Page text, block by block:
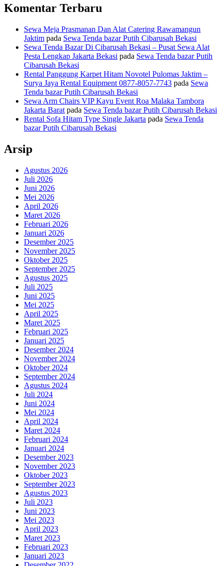
Komentar Terbaru
Sewa Meja Prasmanan Dan Alat Catering Rawamangun
Jaktim pada Sewa Tenda bazar Putih Cibarusah Bekasi
Sewa Tenda Bazar Di Cibarusah Bekasi – Pusat Sewa Alat
Pesta Lengkap Jakarta Bekasi pada Sewa Tenda bazar Putih
Cibarusah Bekasi
Rental Panggung Karpet Hitam Novotel Pulomas Jaktim –
Surya Jaya Rental Equipment 0877-8057-7743 pada Sewa
Tenda bazar Putih Cibarusah Bekasi
Sewa Arm Chairs VIP Kayu Event Roa Malaka Tambora
Jakarta Barat pada Sewa Tenda bazar Putih Cibarusah Bekasi
Rental Sofa Hitam Type Single Jakarta pada Sewa Tenda
bazar Putih Cibarusah Bekasi
Arsip
Agustus 2026
Juli 2026
Juni 2026
Mei 2026
April 2026
Maret 2026
Februari 2026
Januari 2026
Desember 2025
November 2025
Oktober 2025
September 2025
Agustus 2025
Juli 2025
Juni 2025
Mei 2025
April 2025
Maret 2025
Februari 2025
Januari 2025
Desember 2024
November 2024
Oktober 2024
September 2024
Agustus 2024
Juli 2024
Juni 2024
Mei 2024
April 2024
Maret 2024
Februari 2024
Januari 2024
Desember 2023
November 2023
Oktober 2023
September 2023
Agustus 2023
Juli 2023
Juni 2023
Mei 2023
April 2023
Maret 2023
Februari 2023
Januari 2023